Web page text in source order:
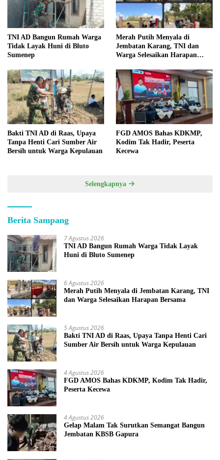
TNI AD Bangun Rumah Warga
Tidak Layak Huni di Bluto
Sumenep
Merah Putih Menyala di
Jembatan Karang, TNI dan
Warga Selesaikan Harapan
Bakti TNI AD di Raas, Upaya
Tanpa Henti Cari Sumber Air
Bersih untuk Warga Kepulauan
FGD AMOS Bahas KDKMP,
Kodim Tak Hadir, Peserta
Kecewa
Selengkapnya
Berita Sampang
7 Agustus 2026
TNI AD Bangun Rumah Warga Tidak Layak
Huni di Bluto Sumenep
6 Agustus 2026
Merah Putih Menyala di Jembatan Karang, TNI
dan Warga Selesaikan Harapan Bersama
5 Agustus 2026
Bakti TNI AD di Raas, Upaya Tanpa Henti Cari
Sumber Air Bersih untuk Warga Kepulauan
4 Agustus 2026
FGD AMOS Bahas KDKMP, Kodim Tak Hadir,
Peserta Kecewa
4 Agustus 2026
Gelap Malam Tak Surutkan Semangat Bangun
Jembatan KBSB Gapura